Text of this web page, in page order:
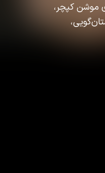
با استفاده از فناوری موشن کپچر،